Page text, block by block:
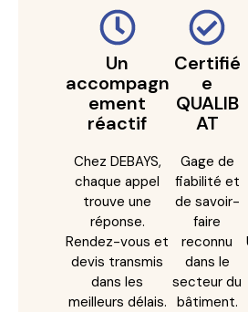
Un
accompagn
ement
réactif
Chez DEBAYS,
chaque appel
trouve une
réponse.
Rendez-vous et
devis transmis
dans les
meilleurs délais.
Certifié
e
QUALIB
AT
Gage de
fiabilité et
de savoir-
faire
reconnu
dans le
secteur du
bâtiment.